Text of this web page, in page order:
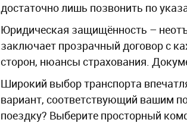
достаточно лишь позвонить по
Юридическая защищённость –
заключает прозрачный договор с
сторон, нюансы страхования.
Широкий выбор транспорта
вариант, соответствующий вашим
поездку? Выберите просторный